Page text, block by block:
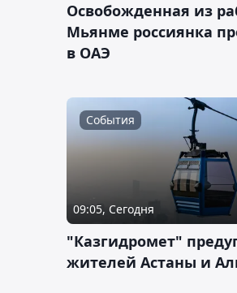
Освобожденная из
Мьянме россиянка
в ОАЭ
События
09:05, Сегодня
"Казгидромет"
жителей Астаны и